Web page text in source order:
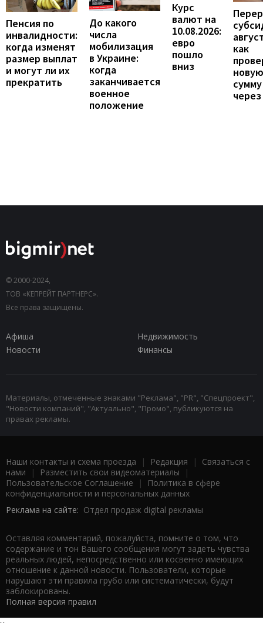
Пенсия по
инвалидности:
когда изменят
размер выплат
и могут ли их
прекратить
До какого
числа
мобилизация
в Украине:
когда
заканчивается
военное
положение
Курс
валют на
10.08.2026:
евро
пошло
вниз
как
новую
сумму
© 2000-2024,
ТОВ «КЕПРЕЙТ ПАРТНЕРС».
Все права защищены.
Афиша
Недвижимость
Новости
Финансы
Материалы, отмеченные знаками "Реклама", "PR", "Спецпроект",
"Новости компаний", "Актуально", "Промо", публикуются на
правах рекламы.
Наши контакты и схема проезда | Редакция | Связаться с
нами | Разместить свои видеоматериалы |
Пользовательское Соглашение |
Политика в сфере
конфиденциальности и персональных данных
Реклама на сайте: Отдел продаж digital рекламы
Оставляя комментарий, пожалуйста, помните о том, что
содержание и тон Вашего сообщения могут задеть чувства
реальных людей, непосредственно или косвенно имеющих
отношение к данной новости. Пользователи, которые
нарушают эти правила грубо или систематически, будут
заблокированы.
Полная версия правил